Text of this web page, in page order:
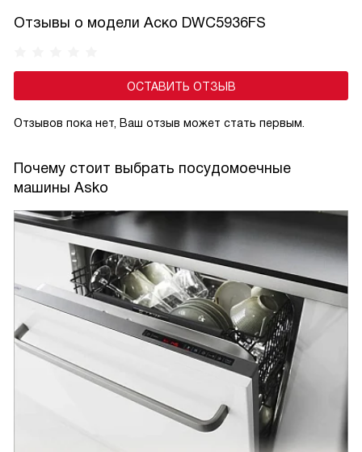
Отзывы о модели Аско DWC5936FS
ОСТАВИТЬ ОТЗЫВ
Отзывов пока нет, Ваш отзыв может стать первым.
Почему стоит выбрать посудомоечные
машины Asko